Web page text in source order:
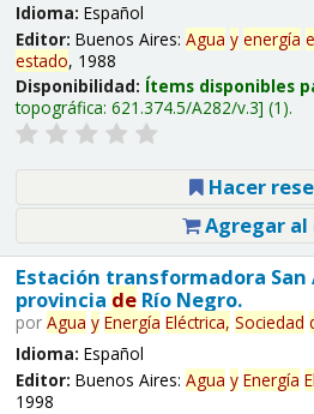
Idioma: Español
Editor: Buenos Aires: Agua y energía
estado, 1988
Disponibilidad: Ítems disponibles
topográfica: 621.374.5/A282/v.3 (1).
Hacer
Agregar
Estación transformadora
provincia deRío Negro.
por Agua y Energía Eléctrica, Sociedad
Idioma: Español
Editor: Buenos Aires: Agua y Energía
1998